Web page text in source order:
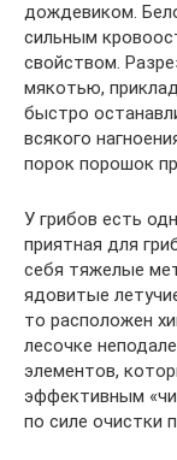
дождевиком.
сильным
свойством.
мякотью,
быстро
всякого
порок порошок
У грибов есть
приятная для
себя тяжелые
ядовитые
то расположен
лесочке
элементов,
эффективным
по силе очистки